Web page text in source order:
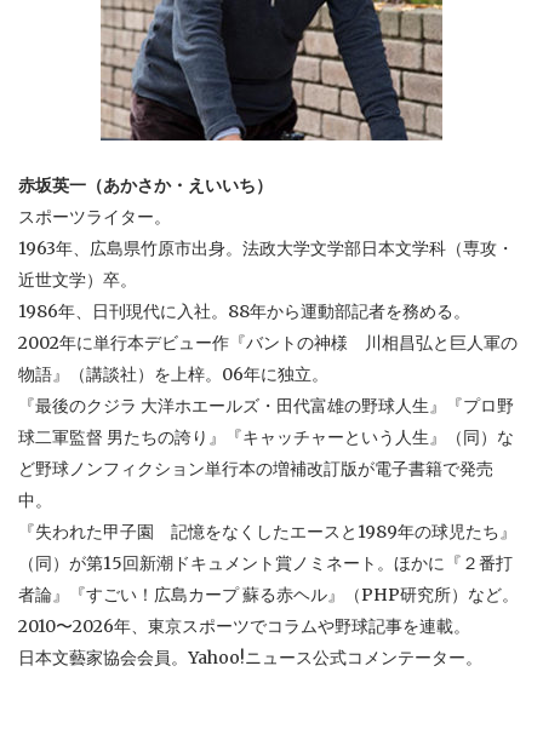
赤坂英一（あかさか・えいいち）
スポーツライター。
1963年、広島県竹原市出身。法政大学文学部日本文学科（専攻・
近世文学）卒。
1986年、日刊現代に入社。88年から運動部記者を務める。
2002年に単行本デビュー作『バントの神様 川相昌弘と巨人軍の
物語』（講談社）を上梓。06年に独立。
『最後のクジラ 大洋ホエールズ・田代富雄の野球人生』『プロ野
球二軍監督 男たちの誇り』『キャッチャーという人生』（同）な
ど野球ノンフィクション単行本の増補改訂版が電子書籍で発売
中。
『失われた甲子園 記憶をなくしたエースと1989年の球児たち』
（同）が第15回新潮ドキュメント賞ノミネート。ほかに『２番打
者論』『すごい！広島カープ 蘇る赤ヘル』（PHP研究所）など。
2010〜2026年、東京スポーツでコラムや野球記事を連載。
日本文藝家協会会員。Yahoo!ニュース公式コメンテーター。